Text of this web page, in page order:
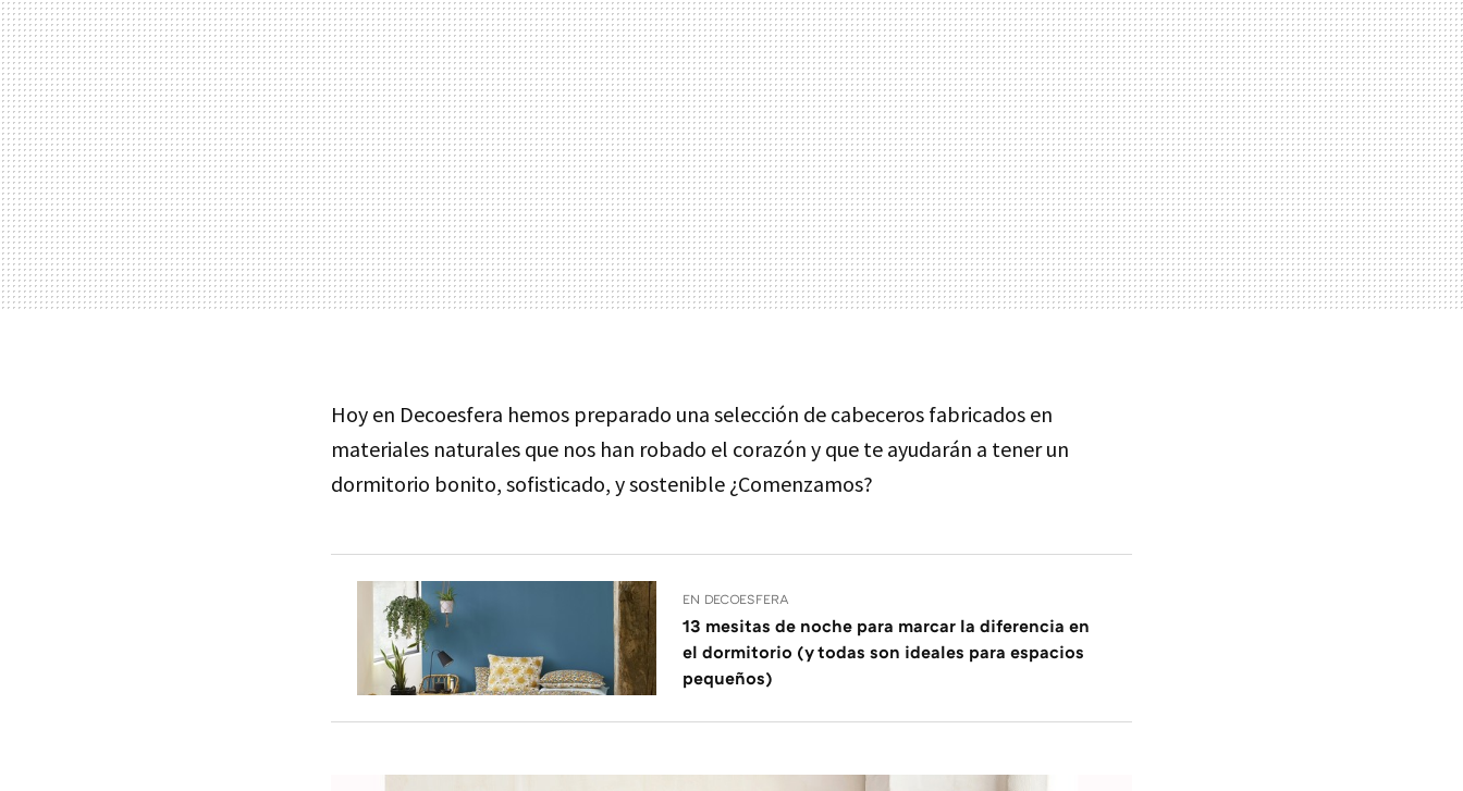
Hoy en Decoesfera hemos preparado una selección de cabeceros fabricados en
materiales naturales que nos han robado el corazón y que te ayudarán a tener un
dormitorio bonito, sofisticado, y sostenible ¿Comenzamos?
EN DECOESFERA
13 mesitas de noche para marcar la diferencia en
el dormitorio (y todas son ideales para espacios
pequeños)